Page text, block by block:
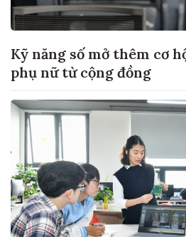
Kỹ năng số mở thêm cơ
phụ nữ từ cộng đồng